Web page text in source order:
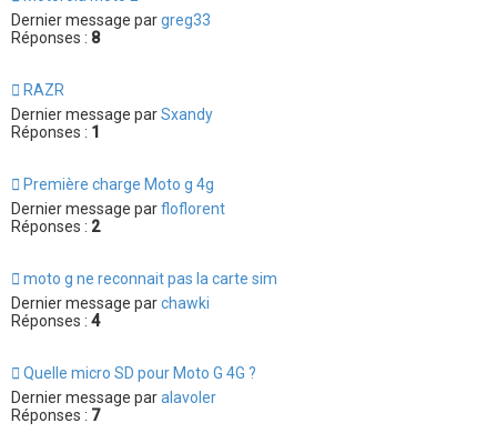
Dernier message pargreg33
Réponses : 8
RAZR
Dernier message parSxandy
Réponses : 1
Première charge Moto g 4g
Dernier message parfloflorent
Réponses : 2
moto g ne reconnait pas la carte sim
Dernier message parchawki
Réponses : 4
Quelle micro SD pour Moto G 4G ?
Dernier message paralavoler
Réponses : 7